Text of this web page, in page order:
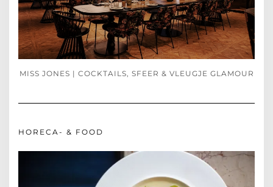
MISS JONES | COCKTAILS, SFEER & VLEUGJE GLAMOUR
HORECA- & FOOD